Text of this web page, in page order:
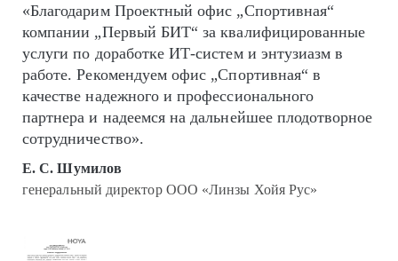
«Благодарим Проектный офис „Спортивная“
компании „Первый БИТ“ за квалифицированные
услуги по доработке ИТ-систем и энтузиазм в
работе. Рекомендуем офис „Спортивная“ в
качестве надежного и профессионального
партнера и надеемся на дальнейшее плодотворное
сотрудничество».
Е. С. Шумилов
генеральный директор ООО «Линзы Хойя Рус»